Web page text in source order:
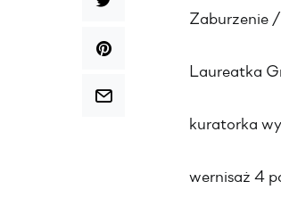
Zaburzenie
Laureatka
kuratorka
wernisaż 4